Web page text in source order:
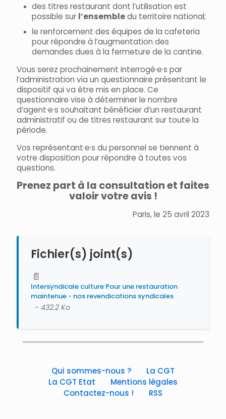
des titres restaurant dont l’utilisation est
possible sur l’ensembledu territoire national;
le renforcement des équipes de la cafeteria
pour répondre à l’augmentation des
demandes dues à la fermeture de la cantine.
Vous serez prochainement interrogé·e·s par
l’administration via un questionnaire présentant le
dispositif qui va être mis en place. Ce
questionnaire vise à déterminer le nombre
d’agent·e·s souhaitant bénéficier d’un restaurant
administratif ou de titres restaurant sur toute la
période.
Vos représentant·e·s du personnel se tiennent à
votre disposition pour répondre à toutes vos
questions.
Prenez part à la consultation et faites
valoir votre avis !
Paris, le 25 avril 2023
Fichier(s) joint(s)
📄
Intersyndicale culture Pour une restauration
maintenue - nos revendications syndicales
- 432.2 Ko
Qui sommes-nous ?
La CGT
La CGT Etat
Mentions légales
Contactez-nous !
RSS